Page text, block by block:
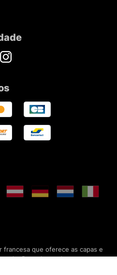
Instagram
francesa que oferece as capas e
Descubra todas as nossas
de ecrã e acessórios